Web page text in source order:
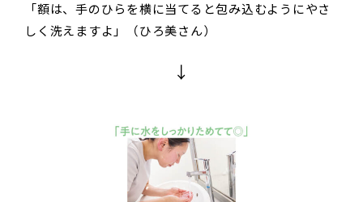
「額は、手のひらを横に当てると包み込むようにやさ
しく洗えますよ」（ひろ美さん）
↓